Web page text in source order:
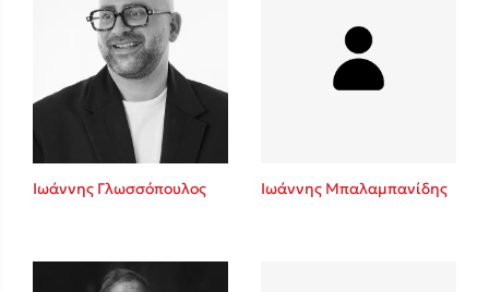
Κώστας Κρομμύδας
Ιωάννης Γλωσσόπουλος Ιωάννης Μπαλαμπανίδης